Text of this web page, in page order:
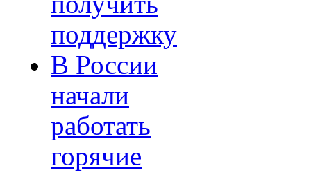
поддержку
В России
начали
работать
горячие